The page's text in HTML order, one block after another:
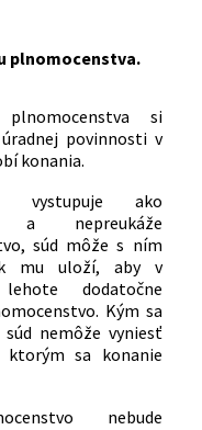
plnomocenstva.
plnomocenstva si
povinnosti v
konania.
vystupuje ako
a nepreukáže
súd môže s ním
mu uloží, aby v
dodatočne
Kým sa
nemôže vyniesť
ktorým sa konanie
nebude